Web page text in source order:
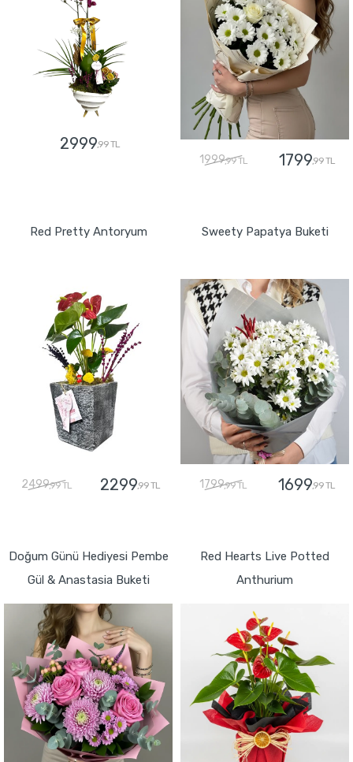
2999,99 TL
1999,99 TL 1799,99 TL
Red Pretty Antoryum
2499,99 TL 2299,99 TL
Sweety Papatya Buketi
1799,99 TL 1699,99 TL
Doğum Günü Hediyesi Pembe
Gül & Anastasia Buketi
Red Hearts Live Potted
Anthurium